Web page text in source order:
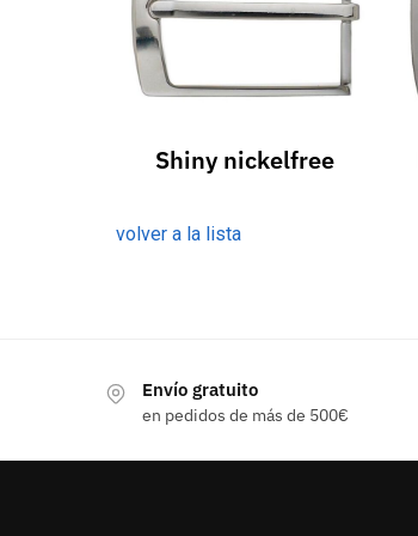
Shiny nickelfree
volver a la lista
Envío gratuito
en pedidos de más de 500€